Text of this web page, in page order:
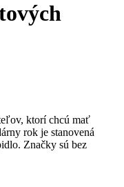
ktorí chcú mať
rok je stanovená
Značky sú bez